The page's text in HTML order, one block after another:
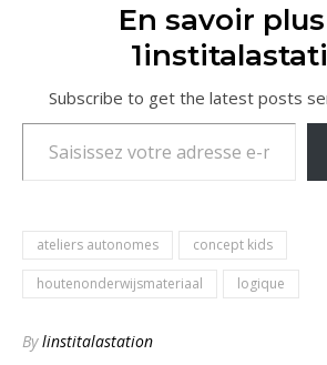
En savoir
Subscribe to get the latest posts
Saisissez votre adresse e-mail…
ateliers autonomes concept kids
houtenonderwijsmateriaal logique
Bylinstitalastation